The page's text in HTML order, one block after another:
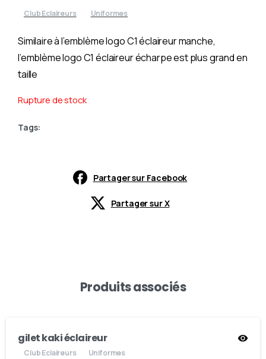
Club Eclaireurs Uniformes
Similaire à l’emblème logo C1 éclaireur manche,
l’emblème logo C1 éclaireur écharpe est plus grand en
taille
Rupture de stock
Tags:
Partager sur Facebook
Partager sur X
Produits associés
gilet kaki éclaireur
Club Eclaireurs Uniformes